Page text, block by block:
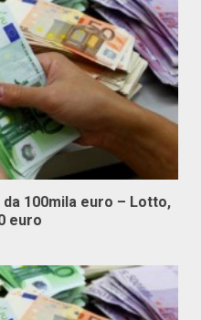
100mila euro – Lotto,
euro